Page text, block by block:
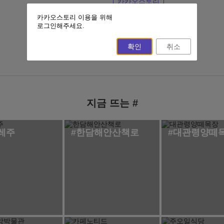
이전 페이지
지금 뜨는 #
주 #한담해안산책로 #대관령양떼
카카오스토리 이용을 위해
로그인해주세요.
확인 취소